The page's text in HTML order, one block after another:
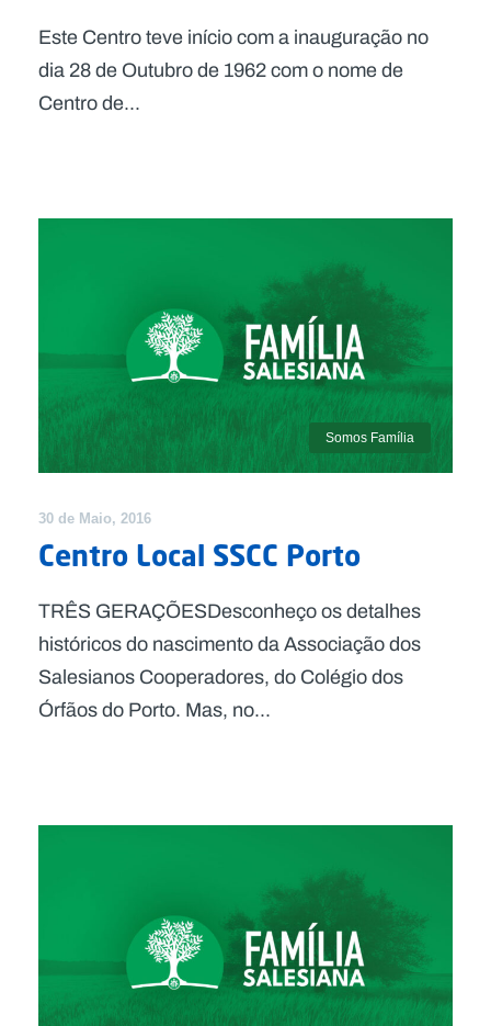
Este Centro teve início com a inauguração no
dia 28 de Outubro de 1962 com o nome de
Centro de...
Somos Família
30 de Maio, 2016
Centro Local SSCC Porto
TRÊS GERAÇÕESDesconheço os detalhes
históricos do nascimento da Associação dos
Salesianos Cooperadores, do Colégio dos
Órfãos do Porto. Mas, no...